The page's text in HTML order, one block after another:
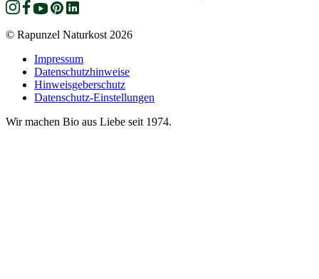
© Rapunzel Naturkost 2026
Impressum
Datenschutzhinweise
Hinweisgeberschutz
Datenschutz-Einstellungen
Wir machen Bio aus Liebe seit 1974.